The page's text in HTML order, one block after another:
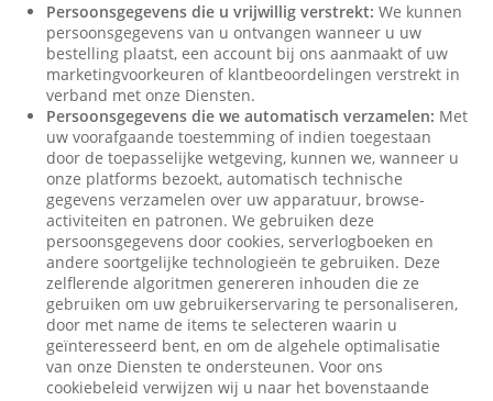
Persoonsgegevens die u vrijwillig verstrekt: We kunnen
persoonsgegevens van u ontvangen wanneer u uw
bestelling plaatst, een account bij ons aanmaakt of uw
marketingvoorkeuren of klantbeoordelingen verstrekt in
verband met onze Diensten.
Persoonsgegevens die we automatisch verzamelen: Met
uw voorafgaande toestemming of indien toegestaan
door de toepasselijke wetgeving, kunnen we, wanneer u
onze platforms bezoekt, automatisch technische
gegevens verzamelen over uw apparatuur, browse-
activiteiten en patronen. We gebruiken deze
persoonsgegevens door cookies, serverlogboeken en
andere soortgelijke technologieën te gebruiken. Deze
zelflerende algoritmen genereren inhouden die ze
gebruiken om uw gebruikerservaring te personaliseren,
door met name de items te selecteren waarin u
geïnteresseerd bent, en om de algehele optimalisatie
van onze Diensten te ondersteunen. Voor ons
cookiebeleid verwijzen wij u naar het bovenstaande